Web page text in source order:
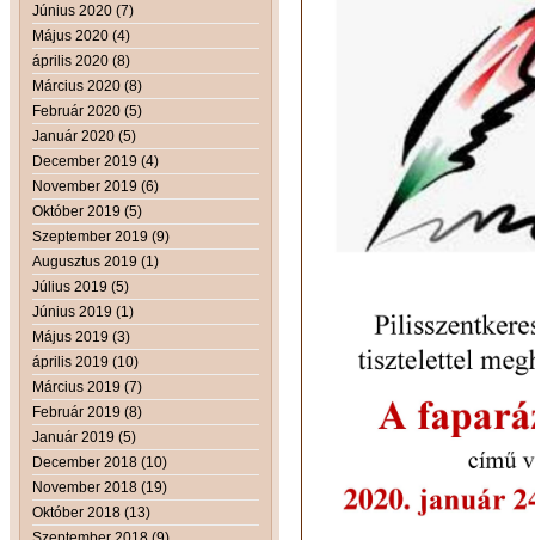
Június 2020 (7)
Május 2020 (4)
április 2020 (8)
Március 2020 (8)
Február 2020 (5)
Január 2020 (5)
December 2019 (4)
November 2019 (6)
Október 2019 (5)
Szeptember 2019 (9)
Augusztus 2019 (1)
Július 2019 (5)
Június 2019 (1)
Május 2019 (3)
április 2019 (10)
Március 2019 (7)
Február 2019 (8)
Január 2019 (5)
December 2018 (10)
November 2018 (19)
Október 2018 (13)